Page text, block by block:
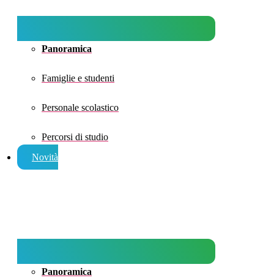
Panoramica
Famiglie e studenti
Personale scolastico
Percorsi di studio
Novità
Panoramica